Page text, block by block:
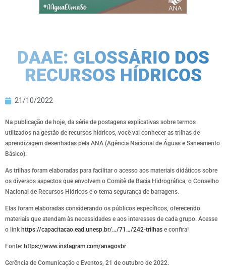
DAAE: GLOSSÁRIO DOS
RECURSOS HÍDRICOS
21/10/2022
Na publicação de hoje, da série de postagens explicativas sobre termos
utilizados na gestão de recursos hídricos, você vai conhecer as trilhas de
aprendizagem desenhadas pela ANA (Agência Nacional de Águas e Saneamento
Básico).
As trilhas foram elaboradas para facilitar o acesso aos materiais didáticos sobre
os diversos aspectos que envolvem o Comitê de Bacia Hidrográfica, o Conselho
Nacional de Recursos Hídricos e o tema segurança de barragens.
Elas foram elaboradas considerando os públicos específicos, oferecendo
materiais que atendam às necessidades e aos interesses de cada grupo. Acesse
o link https://capacitacao.ead.unesp.br/…/71…/242-trilhas e confira!
Fonte: https://www.instagram.com/anagovbr
Gerência de Comunicação e Eventos, 21 de outubro de 2022.